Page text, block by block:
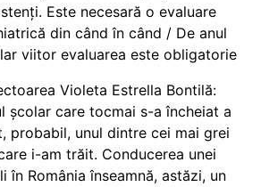
Este necesară o evaluare
din când în când / De anul
viitor evaluarea este obligatorie
Violeta Estrella Bontilă:
școlar care tocmai s-a încheiat a
probabil, unul dintre cei mai grei
i-am trăit. Conducerea unei
în România înseamnă, astăzi, un